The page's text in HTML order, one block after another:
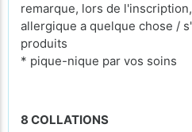
remarque, lors de
allergique a quelque chose /
produits
* pique-nique par vos soins
8 COLLATIONS